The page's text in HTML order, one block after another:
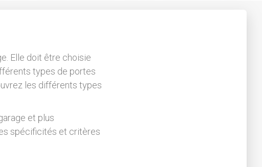
Elle doit être choisie
types de portes
les différents types
et plus
spécificités et critères